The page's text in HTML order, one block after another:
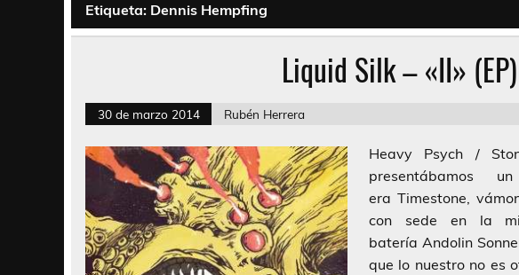
Etiqueta: Dennis Hempfing
Liquid Silk – «II»
30 de marzo 2014 Rubén Herrera
Heavy Psych /
presentábamos
era Timestone,
con sede en la
batería Andolin
que lo nuestro no es